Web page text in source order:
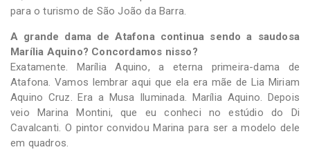
para o turismo de São João da Barra.
A grande dama de Atafona continua sendo a saudosa
Marília Aquino? Concordamos nisso?
Exatamente. Marília Aquino, a eterna primeira-dama de
Atafona. Vamos lembrar aqui que ela era mãe de Lia Miriam
Aquino Cruz. Era a Musa Iluminada. Marília Aquino. Depois
veio Marina Montini, que eu conheci no estúdio do Di
Cavalcanti. O pintor convidou Marina para ser a modelo dele
em quadros.